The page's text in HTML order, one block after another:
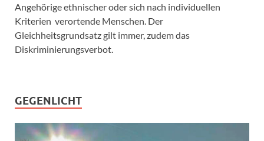
Angehörige ethnischer oder sich nach individuellen
Kriterien verortende Menschen. Der
Gleichheitsgrundsatz gilt immer, zudem das
Diskriminierungsverbot.
GEGENLICHT